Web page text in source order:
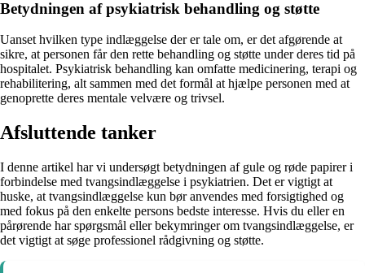
Betydningen af psykiatrisk behandling og støtte
Uanset hvilken type indlæggelse der er tale om, er det afgørende at
sikre, at personen får den rette behandling og støtte under deres tid på
hospitalet. Psykiatrisk behandling kan omfatte medicinering, terapi og
rehabilitering, alt sammen med det formål at hjælpe personen med at
genoprette deres mentale velvære og trivsel.
Afsluttende tanker
I denne artikel har vi undersøgt betydningen af gule og røde papirer i
forbindelse med tvangsindlæggelse i psykiatrien. Det er vigtigt at
huske, at tvangsindlæggelse kun bør anvendes med forsigtighed og
med fokus på den enkelte persons bedste interesse. Hvis du eller en
pårørende har spørgsmål eller bekymringer om tvangsindlæggelse, er
det vigtigt at søge professionel rådgivning og støtte.